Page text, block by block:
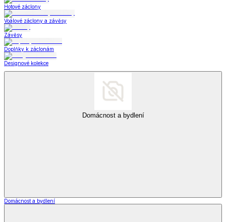
Hotové záclony
Voálové záclony a závěsy
Závěsy
Doplňky k záclonám
Designové kolekce
Domácnost a bydlení
Domácnost a bydlení